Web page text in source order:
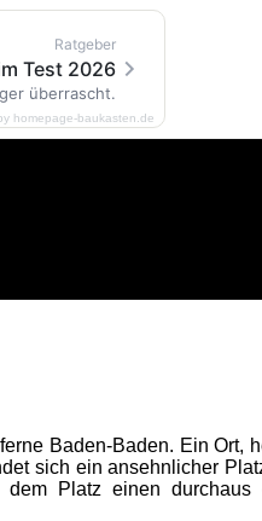
Baden-Baden. Ein Ort,
sich ein ansehnlicher
Platz einen durchaus
Ratgeber
Test 2026
überrascht.
homepage-baukasten.de